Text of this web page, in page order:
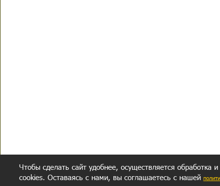
Чтобы сделать сайт удобнее, осуществляется обработка
cookies. Оставаясь с нами, вы соглашаетесь с нашей